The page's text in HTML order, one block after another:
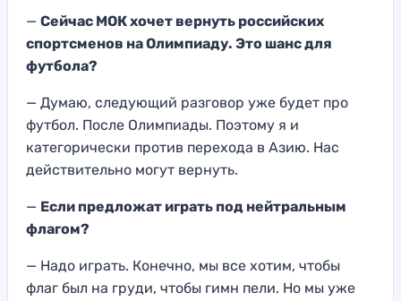
— Сейчас МОК хочет вернуть российских
спортсменов на Олимпиаду. Это шанс для
футбола?
— Думаю, следующий разговор уже будет про
футбол. После Олимпиады. Поэтому я и
категорически против перехода в Азию. Нас
действительно могут вернуть.
— Если предложат играть под нейтральным
флагом?
— Надо играть. Конечно, мы все хотим, чтобы
флаг был на груди, чтобы гимн пели. Но мы уже